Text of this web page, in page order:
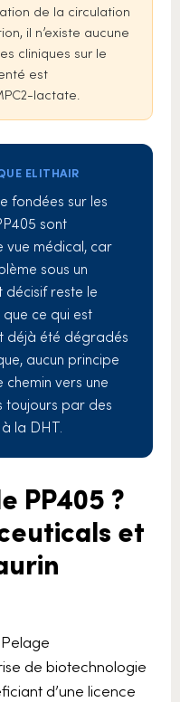
de la circulation
il n’existe aucune
cliniques sur le
est
lactate.
ELITHAIR
fondées sur les
sont
vue médical, car
sous un
décisif reste le
ce qui est
déjà été dégradés
aucun principe
vers une
toujours par des
la DHT.
PP405 ?
et
de biotechnologie
d’une licence